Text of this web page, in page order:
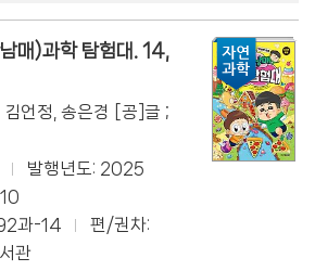
매)과학 탐험대. 14,
김언정, 송은경 [공]글 ;
발행년도: 2025
과-14
편/권차:
관